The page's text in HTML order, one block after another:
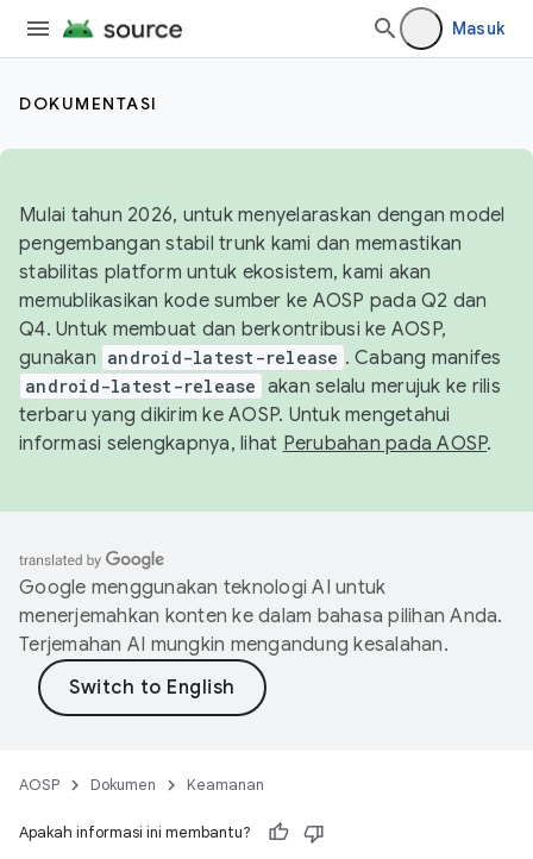
Masuk
DOKUMENTASI
Mulai tahun 2026, untuk menyelaraskan dengan model
pengembangan stabil trunk kami dan memastikan
stabilitas platform untuk ekosistem, kami akan
memublikasikan kode sumber ke AOSP pada Q2 dan
Q4. Untuk membuat dan berkontribusi ke AOSP,
gunakan android-latest-release . Cabang manifes
android-latest-release akan selalu merujuk ke rilis
terbaru yang dikirim ke AOSP. Untuk mengetahui
informasi selengkapnya, lihat Perubahan pada AOSP.
Google menggunakan teknologi AI untuk
menerjemahkan konten ke dalam bahasa pilihan Anda.
Terjemahan AI mungkin mengandung kesalahan.
AOSP Dokumen Keamanan
Apakah informasi ini membantu?